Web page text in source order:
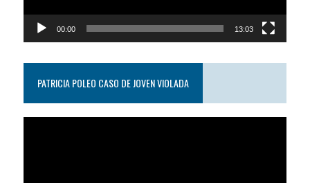
00:00 13:03
PATRICIA POLEO CASO DE JOVEN VIOLADA